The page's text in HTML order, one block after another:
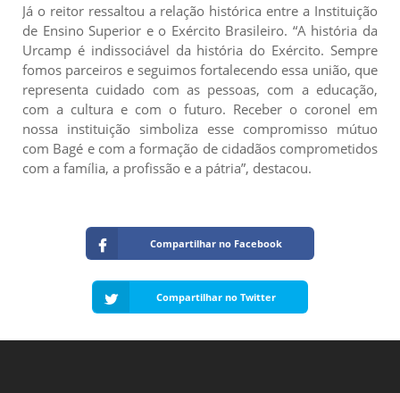
Já o reitor ressaltou a relação histórica entre a Instituição
de Ensino Superior e o Exército Brasileiro. “A história da
Urcamp é indissociável da história do Exército. Sempre
fomos parceiros e seguimos fortalecendo essa união, que
representa cuidado com as pessoas, com a educação,
com a cultura e com o futuro. Receber o coronel em
nossa instituição simboliza esse compromisso mútuo
com Bagé e com a formação de cidadãos comprometidos
com a família, a profissão e a pátria”, destacou.
Compartilhar no Facebook
Compartilhar no Twitter